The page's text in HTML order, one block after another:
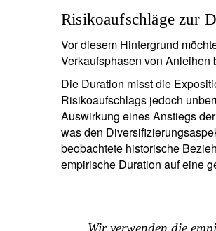
Risikoaufschläge zur
Vor diesem Hintergrund
Verkaufsphasen von Anleihen
Die Duration misst die
Risikoaufschlags jedoch
Auswirkung eines Anstiegs
was den
beobachtete historische
empirische Duration auf eine